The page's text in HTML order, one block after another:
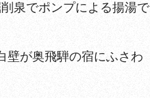
泉でポンプによる揚湯で
壁が奥飛騨の宿にふさわ